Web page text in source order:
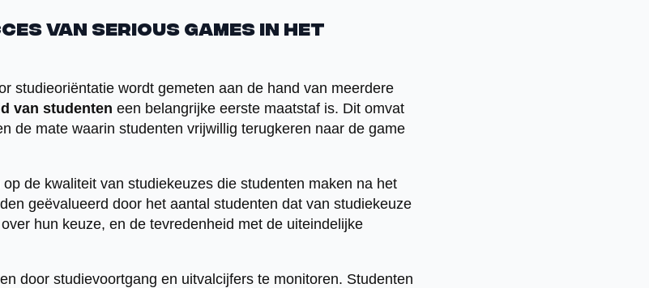
van serious games in het
studieoriëntatie wordt gemeten aan de hand van meerdere
van studenten een belangrijke eerste maatstaf is. Dit omvat
de mate waarin studenten vrijwillig terugkeren naar de game
de kwaliteit van studiekeuzes die studenten maken na het
geëvalueerd door het aantal studenten dat van studiekeuze
hun keuze, en de tevredenheid met de uiteindelijke
door studievoortgang en uitvalcijfers te monitoren. Studenten